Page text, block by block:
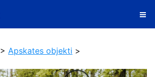
> Apskates objekti >